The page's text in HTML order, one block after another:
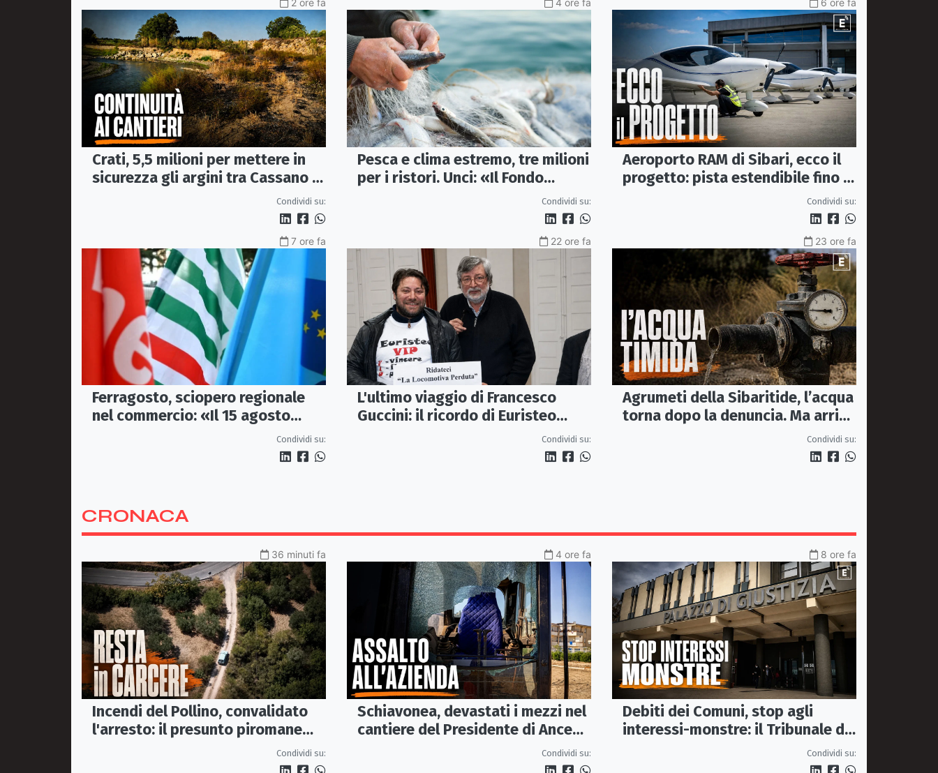
Crati, 5,5 milioni per mettere in
sicurezza gli argini tra Cassano e
Condividi su:
Pesca e clima estremo, tre milioni
per i ristori. Unci: «Il Fondo
Condividi su:
Aeroporto RAM di Sibari, ecco il
progetto: pista estendibile fino a
2 km e trasporto passeggeriCondividi su:
7 ore fa
Ferragosto, sciopero regionale
nel commercio: «Il 15 agosto
Condividi su:
22 ore fa
L'ultimo viaggio di Francesco
Guccini: il ricordo di Euristeo
Condividi su:
23 ore fa
Agrumeti della Sibaritide, l’acqua
torna dopo la denuncia. Ma arriva
con un terzo della pressioneCondividi su:
CRONACA
36 minuti fa
Incendi del Pollino, convalidato
l'arresto: il presunto piromane
Condividi su:
4 ore fa
Schiavonea, devastati i mezzi nel
cantiere del Presidente di Ance
Condividi su:
8 ore fa
Debiti dei Comuni, stop agli
interessi-monstre: il Tribunale di
Condividi su: